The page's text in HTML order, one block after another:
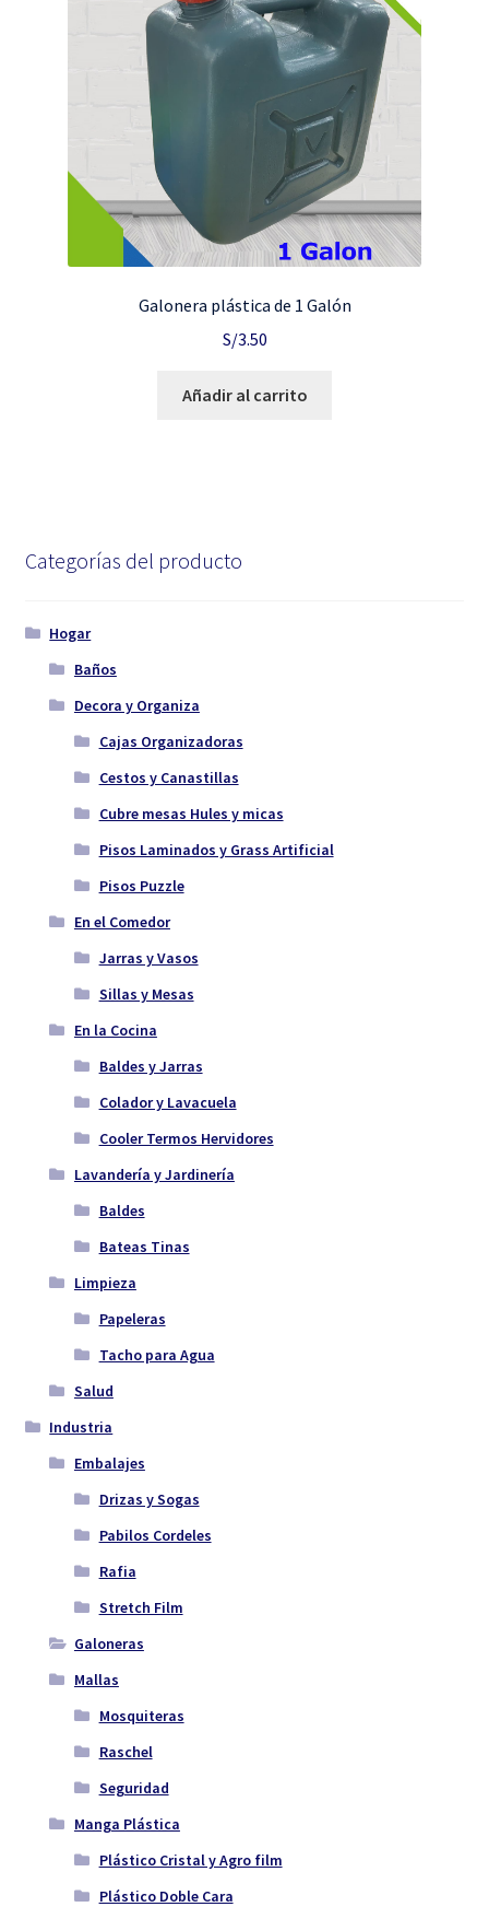
Galonera plástica de 1 Galón
S/3.50
Añadir al carrito
Categorías del producto
Hogar
Baños
Decora y Organiza
Cajas Organizadoras
Cestos y Canastillas
Cubre mesas Hules y micas
Pisos Laminados y Grass Artificial
Pisos Puzzle
En el Comedor
Jarras y Vasos
Sillas y Mesas
En la Cocina
Baldes y Jarras
Colador y Lavacuela
Cooler Termos Hervidores
Lavandería y Jardinería
Baldes
Bateas Tinas
Limpieza
Papeleras
Tacho para Agua
Salud
Industria
Embalajes
Drizas y Sogas
Pabilos Cordeles
Rafia
Stretch Film
Galoneras
Mallas
Mosquiteras
Raschel
Seguridad
Manga Plástica
Plástico Cristal y Agro film
Plástico Doble Cara